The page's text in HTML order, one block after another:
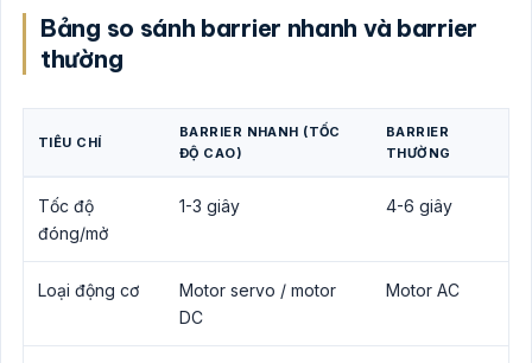
Bảng so sánh barrier nhanh và barrier
thường
TIÊU CHÍ
BARRIER NHANH (TỐC
ĐỘ CAO)
BARRIER
THƯỜNG
Tốc độ
đóng/mở
1-3 giây 4-6 giây
Loại động cơ
Motor servo / motor
DC
Motor AC